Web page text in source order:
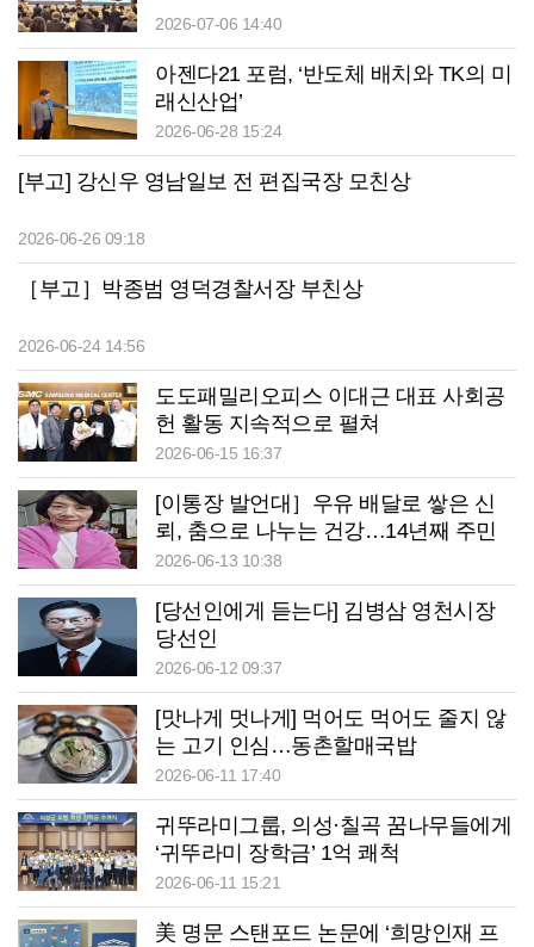
2026-07-06 14:40
아젠다21 포럼, ‘반도체 배치와 TK의 미
래신산업’
2026-06-28 15:24
[부고] 강신우 영남일보 전 편집국장 모친상
2026-06-26 09:18
［부고］박종범 영덕경찰서장 부친상
2026-06-24 14:56
도도패밀리오피스 이대근 대표 사회공
헌 활동 지속적으로 펼쳐
2026-06-15 16:37
[이통장 발언대］우유 배달로 쌓은 신
뢰, 춤으로 나누는 건강…14년째 주민
곁 지키는 권옥남 이장
2026-06-13 10:38
[당선인에게 듣는다] 김병삼 영천시장
당선인
2026-06-12 09:37
[맛나게 멋나게] 먹어도 먹어도 줄지 않
는 고기 인심…동촌할매국밥
2026-06-11 17:40
귀뚜라미그룹, 의성·칠곡 꿈나무들에게
‘귀뚜라미 장학금’ 1억 쾌척
2026-06-11 15:21
美 명문 스탠포드 논문에 ‘희망인재 프